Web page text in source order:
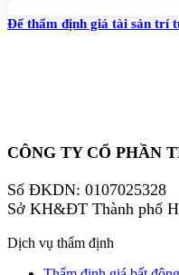
Để thẩm định giá tài sản trí
CÔNG TY CỔ PHẦN
Số ĐKDN: 0107025328
Sở KH&ĐT Thành phố
Dịch vụ thẩm định